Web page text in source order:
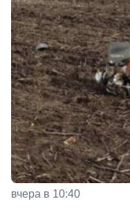
вчера в 10:40